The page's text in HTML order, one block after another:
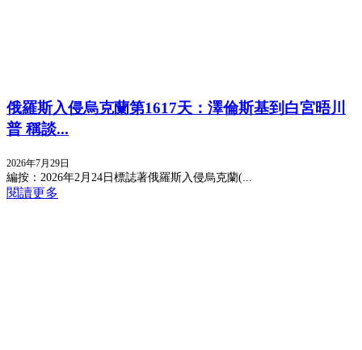
俄羅斯入侵烏克蘭第1617天：澤倫斯基到白宮晤川
普 稱談...
2026年7月29日
編按：2026年2月24日標誌著俄羅斯入侵烏克蘭(...
閱讀更多